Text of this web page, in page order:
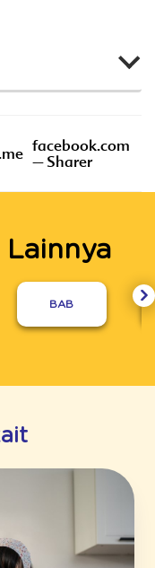
facebook.com
– Sharer
Lainnya
BAB